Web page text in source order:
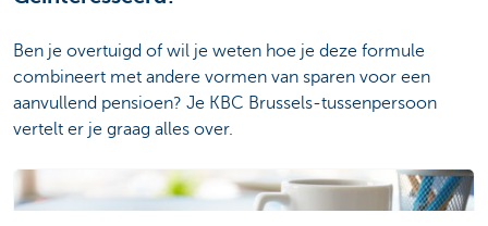
Ben je overtuigd of wil je weten hoe je deze formule
combineert met andere vormen van sparen voor een
aanvullend pensioen? Je KBC Brussels-tussenpersoon
vertelt er je graag alles over.